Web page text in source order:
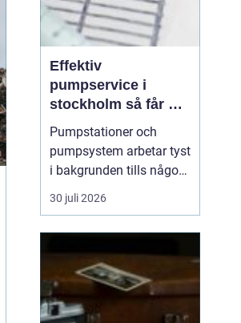
Effektiv
pumpservice i
stockholm så får du
driftsäkra
anläggningar året
runt
Pumpstationer och
pumpsystem arbetar tyst
i bakgrunden tills något
går fel. När en pump
stannar handlar det ofta
eller produktionsbortfall
uppstår. I en växande
storstad ställs höga krav
30 juli 2026